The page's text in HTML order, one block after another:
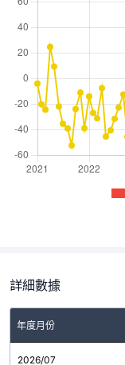
詳細數據
年度月份
2026/07